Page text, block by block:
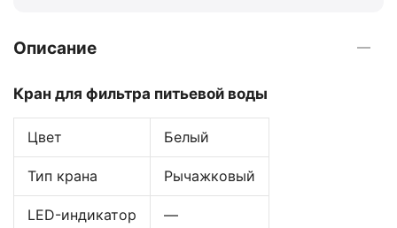
Описание
Кран для фильтра питьевой воды
Цвет Белый
Тип крана Рычажковый
LED-индикатор —